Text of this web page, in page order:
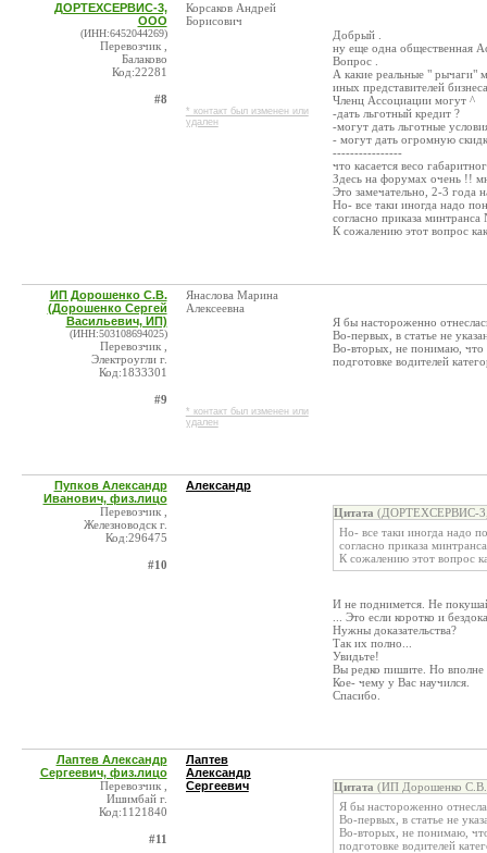
ДОРТЕХСЕРВИС-3,
ООО
(ИНН:6452044269)
Перевозчик ,
Балаково
Код:22281
#8
Корсаков Андрей
Борисович
* контакт был изменен или
удален
Добрый .
ну еще одна общественная
Вопрос .
А какие реальные " рычаги"
иных представителей
Членц Ассоциации могут ^
-дать льготный кредит ?
-могут дать льготные
- могут дать огромную
----------------
что касается весо
Здесь на форумах очень !!
Это замечательно, 2-3 года
Но- все таки иногда надо
согласно приказа
К сожалению этот вопрос
ИП Дорошенко С.В.
(Дорошенко Сергей
Васильевич, ИП)
(ИНН:503108694025)
Перевозчик ,
Электроугли г.
Код:1833301
#9
Янаслова Марина
Алексеевна
* контакт был изменен или
удален
Я бы настороженно
Во-первых, в статье не
Во-вторых, не понимаю, что
подготовке водителей
Пупков Александр
Иванович, физ.лицо
Перевозчик ,
Железноводск г.
Код:296475
#10
Александр
Цитата (ДОРТЕХСЕРВИС-3,
Но- все таки иногда надо
согласно приказа
К сожалению этот вопрос
И не поднимется. Не
... Это если коротко и
Нужны доказательства?
Так их полно...
Увидьте!
Вы редко пишите. Но
Кое- чему у Вас научился.
Спасибо.
Лаптев Александр
Сергеевич, физ.лицо
Перевозчик ,
Ишимбай г.
Код:1121840
#11
Лаптев
Александр
Сергеевич
Цитата (ИП Дорошенко С.В.
Я бы настороженно
Во-первых, в статье не
Во-вторых, не понимаю,
подготовке водителей